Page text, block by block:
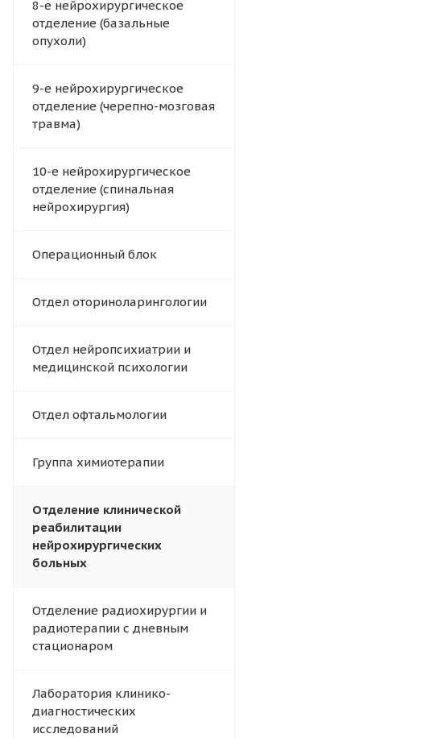
8-е нейрохирургическое
отделение (базальные
опухоли)
9-е нейрохирургическое
отделение (черепно-мозговая
травма)
10-е нейрохирургическое
отделение (спинальная
нейрохирургия)
Операционный блок
Отдел оториноларингологии
Отдел нейропсихиатрии и
медицинской психологии
Отдел офтальмологии
Группа химиотерапии
Отделение клинической
реабилитации
нейрохирургических
больных
Отделение радиохирургии и
радиотерапии с дневным
стационаром
Лаборатория клинико-
диагностических
исследований